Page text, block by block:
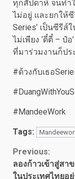
ทุกสัปดาห์ จนทำ
ไม่อยู่ และยกให้ซี
Series’ เป็นซีรี
ไม่เพียง ‘ตี๋ตี๋ – ป๋
ที่มาร่วมงานก็ปร
#ด้วงกับเธอ
#MandeeWork
Tags:
Continue
Reading
Previous:
ลองก้าวเข้าสู่สา
ในประเทศไทยอ